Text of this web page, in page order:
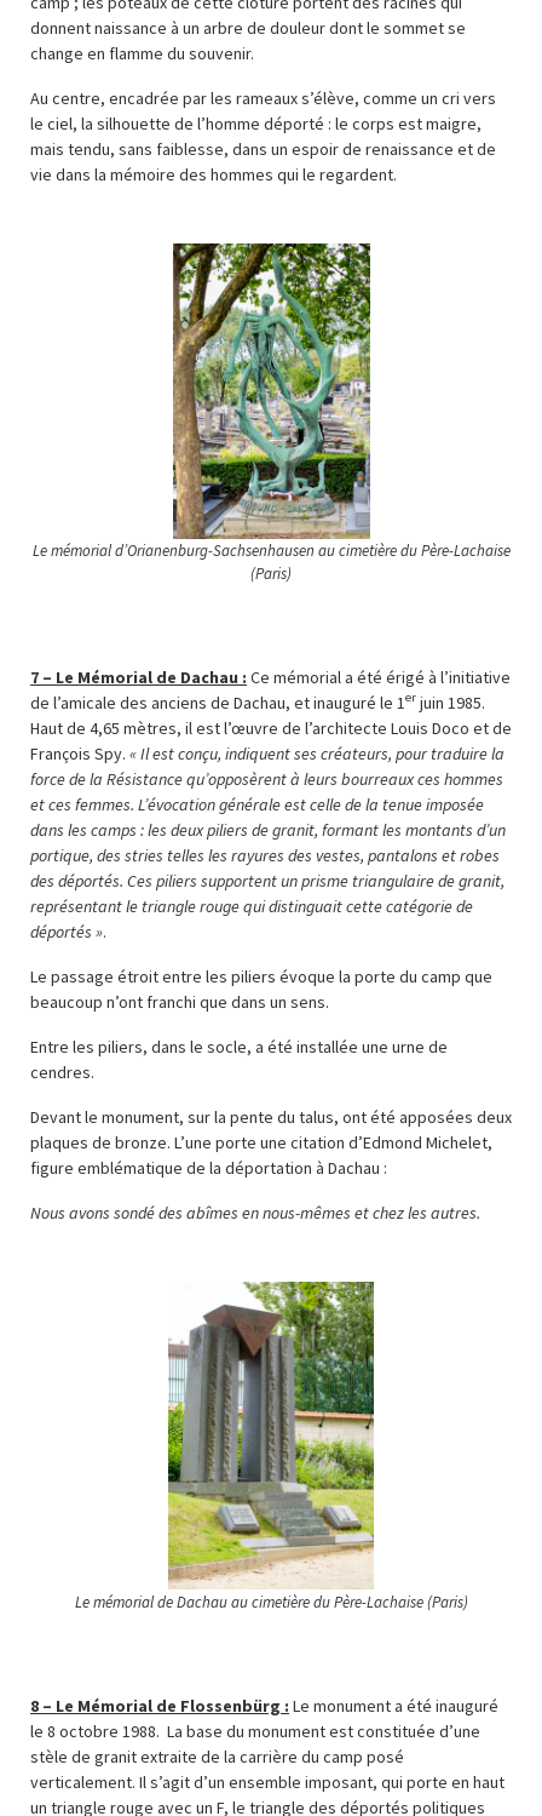
donnent naissance à un arbre de douleur dont le sommet se
change en flamme du souvenir.
Au centre, encadrée par les rameaux s’élève, comme un cri vers
le ciel, la silhouette de l’homme déporté : le corps est maigre,
mais tendu, sans faiblesse, dans un espoir de renaissance et de
vie dans la mémoire des hommes qui le regardent.
Le mémorial d’Orianenburg-Sachsenhausen au cimetière du Père-Lachaise
(Paris)
7 – Le Mémorial de Dachau : Ce mémorial a été érigé à l’initiative
de l’amicale des anciens de Dachau, et inauguré le 1 er juin 1985.
Haut de 4,65 mètres, il est l’œuvre de l’architecte Louis Doco et de
François Spy. « Il est conçu, indiquent ses créateurs, pour traduire la
force de la Résistance qu’opposèrent à leurs bourreaux ces hommes
et ces femmes. L’évocation générale est celle de la tenue imposée
dans les camps : les deux piliers de granit, formant les montants d’un
portique, des stries telles les rayures des vestes, pantalons et robes
des déportés. Ces piliers supportent un prisme triangulaire de granit,
représentant le triangle rouge qui distinguait cette catégorie de
déportés ».
Le passage étroit entre les piliers évoque la porte du camp que
beaucoup n’ont franchi que dans un sens.
Entre les piliers, dans le socle, a été installée une urne de
cendres.
Devant le monument, sur la pente du talus, ont été apposées deux
plaques de bronze. L’une porte une citation d’Edmond Michelet,
figure emblématique de la déportation à Dachau :
Nous avons sondé des abîmes en nous-mêmes et chez les autres.
Le mémorial de Dachau au cimetière du Père-Lachaise (Paris)
8 – Le Mémorial de Flossenbürg : Le monument a été inauguré
le 8 octobre 1988. La base du monument est constituée d’une
stèle de granit extraite de la carrière du camp posé
verticalement. Il s’agit d’un ensemble imposant, qui porte en haut
un triangle rouge avec un F, le triangle des déportés politiques